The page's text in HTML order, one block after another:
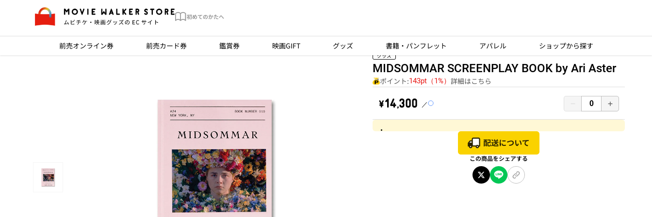
初めてのかたへ
前売オンライン券 前売カード券 鑑賞券 映画GIFT グッズ 書籍・パンフレット アパレル ショップから探す
グッズ
MIDSOMMAR SCREENPLAY BOOK by Ari Aster
ポイント:143pt（1%） 詳細はこちら
￥14,300
この商品をシェアする